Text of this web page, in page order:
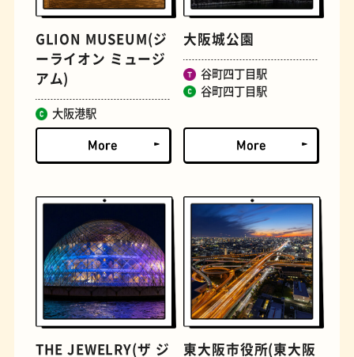
GLION MUSEUM(ジ
ーライオン ミュージ
アム)
大阪港駅
大阪城公園
谷町四丁目駅
谷町四丁目駅
THE JEWELRY(ザ ジ
東大阪市役所(東大阪